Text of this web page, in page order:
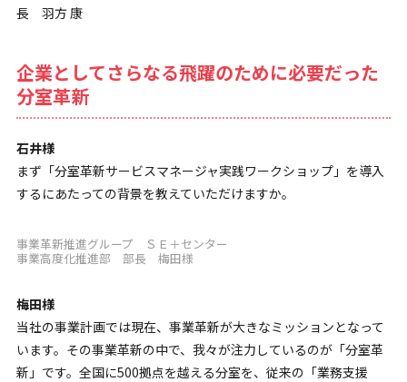
長 羽方 康
企業としてさらなる飛躍のために必要だった
分室革新
石井様
まず「分室革新サービスマネージャ実践ワークショップ」を導入
するにあたっての背景を教えていただけますか。
事業革新推進グループ ＳＥ＋センター
事業高度化推進部 部長 梅田様
梅田様
当社の事業計画では現在、事業革新が大きなミッションとなって
います。その事業革新の中で、我々が注力しているのが「分室革
新」です。全国に500拠点を越える分室を、従来の「業務支援